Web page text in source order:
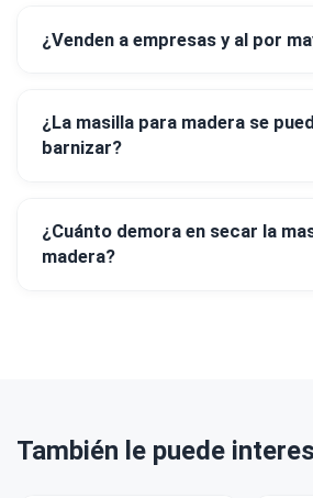
¿Venden a empresas y al por
¿La masilla para madera se
barnizar?
¿Cuánto demora en secar la
madera?
También le puede